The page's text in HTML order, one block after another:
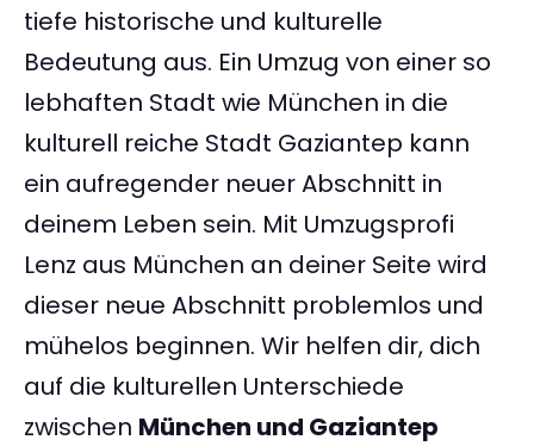
tiefe historische und kulturelle
Bedeutung aus. Ein Umzug von einer so
lebhaften Stadt wie München in die
kulturell reiche Stadt Gaziantep kann
ein aufregender neuer Abschnitt in
deinem Leben sein. Mit Umzugsprofi
Lenz aus München an deiner Seite wird
dieser neue Abschnitt problemlos und
mühelos beginnen. Wir helfen dir, dich
auf die kulturellen Unterschiede
zwischen München und Gaziantep